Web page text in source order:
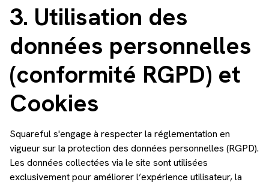
3. Utilisation des
données personnelles
(conformité RGPD) et
Cookies
Squareful s'engage à respecter la réglementation en
vigueur sur la protection des données personnelles (RGPD).
Les données collectées via le site sont utilisées
exclusivement pour améliorer l’expérience utilisateur, la